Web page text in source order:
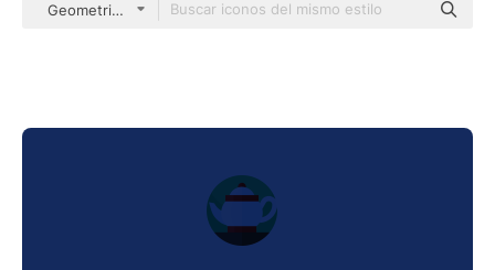
Geometric Flat Circular Flat